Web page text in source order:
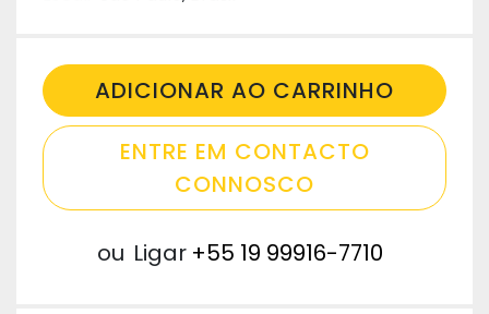
ADICIONAR AO CARRINHO
ENTRE EM CONTACTO
CONNOSCO
ou Ligar +55 19 99916-7710